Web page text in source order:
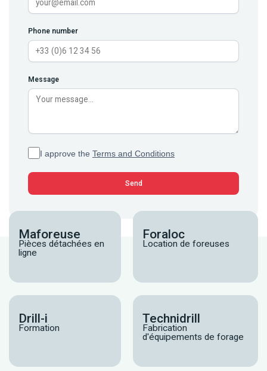
Phone number
Message
I approve the Terms and Conditions
Maforeuse
Pièces détachées en
ligne
Foraloc
Location de foreuses
Drill-i
Formation
Technidrill
Fabrication
d'équipements de forage